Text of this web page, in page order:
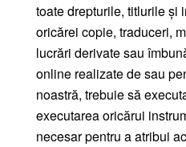
toate drepturile, titlurile și
oricărei copie, traduceri,
lucrări derivate sau
online realizate de sau
noastră, trebuie să
executarea oricărui
necesar pentru a atribui